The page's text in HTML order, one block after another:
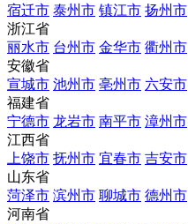
宿迁市 泰州市 镇江市 扬州市
浙江省
丽水市 台州市 金华市 衢州市
安徽省
宣城市 池州市 亳州市 六安市
福建省
宁德市 龙岩市 南平市 漳州市
江西省
上饶市 抚州市 宜春市 吉安市
山东省
菏泽市 滨州市 聊城市 德州市
河南省